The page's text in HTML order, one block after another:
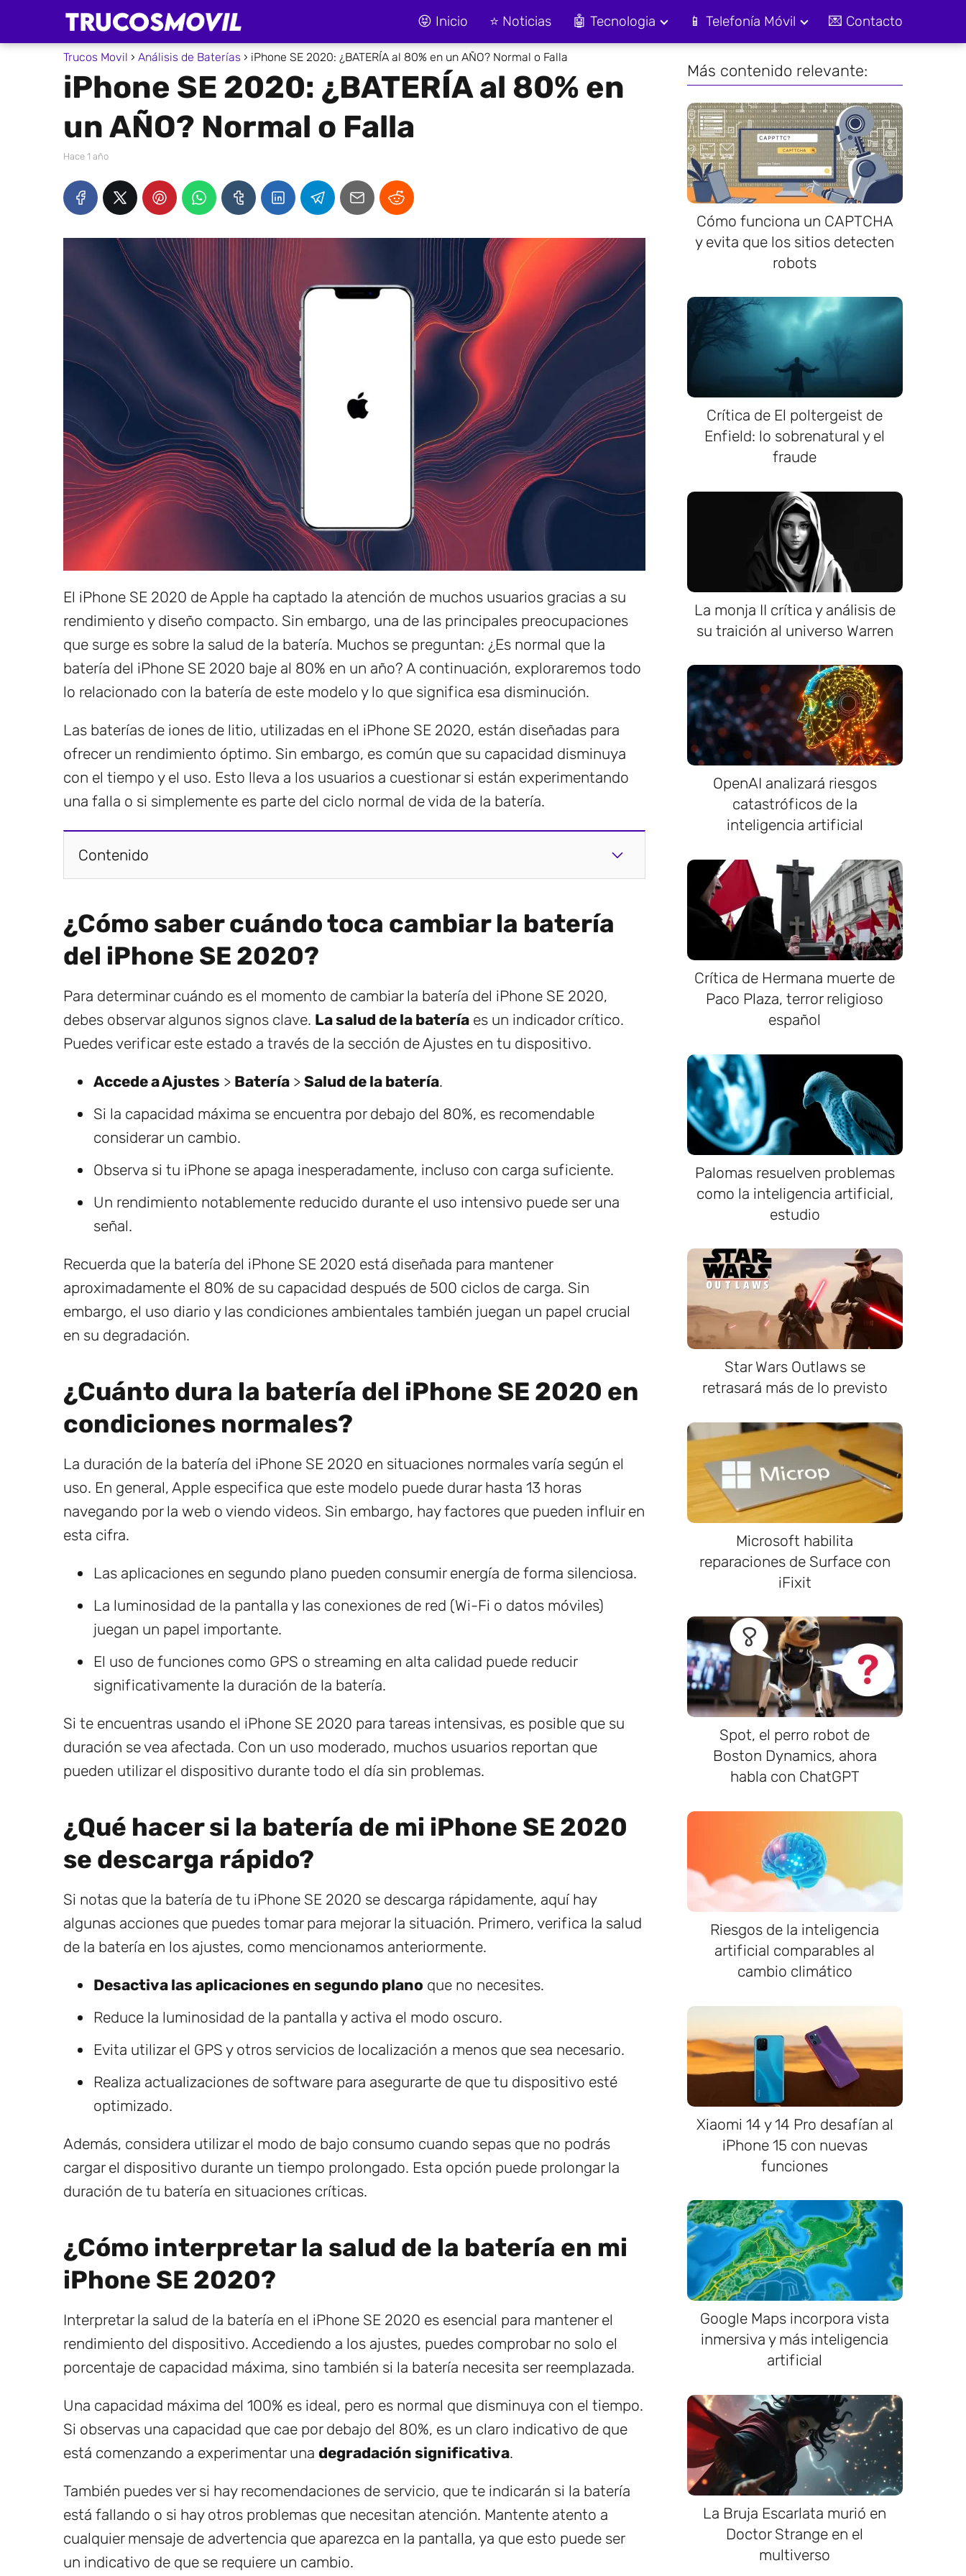
😝 Inicio ⭐ Noticias 🤖 Tecnologia 📱 Telefonía Móvil 💌 Contacto
Trucos Movil Análisis de Baterías iPhone SE 2020: ¿BATERÍA al 80% en un AÑO? Normal o Falla
iPhone SE 2020: ¿BATERÍA al 80% en
un AÑO? Normal o Falla
hace 1 año
El iPhone SE 2020 de Apple ha captado la atención de muchos usuarios gracias a su
rendimiento y diseño compacto. Sin embargo, una de las principales preocupaciones
que surge es sobre la salud de la batería. Muchos se preguntan: ¿Es normal que la
batería del iPhone SE 2020 baje al 80% en un año? A continuación, exploraremos todo
lo relacionado con la batería de este modelo y lo que significa esa disminución.
Las baterías de iones de litio, utilizadas en el iPhone SE 2020, están diseñadas para
ofrecer un rendimiento óptimo. Sin embargo, es común que su capacidad disminuya
con el tiempo y el uso. Esto lleva a los usuarios a cuestionar si están experimentando
una falla o si simplemente es parte del ciclo normal de vida de la batería.
Contenido
¿Cómo saber cuándo toca cambiar la batería
del iPhone SE 2020?
Para determinar cuándo es el momento de cambiar la batería del iPhone SE 2020,
debes observar algunos signos clave. La salud de la batería es un indicador crítico.
Puedes verificar este estado a través de la sección de Ajustes en tu dispositivo.
Accede a Ajustes > Batería > Salud de la batería.
Si la capacidad máxima se encuentra por debajo del 80%, es recomendable
considerar un cambio.
Observa si tu iPhone se apaga inesperadamente, incluso con carga suficiente.
Un rendimiento notablemente reducido durante el uso intensivo puede ser una
señal.
Recuerda que la batería del iPhone SE 2020 está diseñada para mantener
aproximadamente el 80% de su capacidad después de 500 ciclos de carga. Sin
embargo, el uso diario y las condiciones ambientales también juegan un papel crucial
en su degradación.
¿Cuánto dura la batería del iPhone SE 2020 en
condiciones normales?
La duración de la batería del iPhone SE 2020 en situaciones normales varía según el
uso. En general, Apple especifica que este modelo puede durar hasta 13 horas
navegando por la web o viendo videos. Sin embargo, hay factores que pueden influir en
esta cifra.
Las aplicaciones en segundo plano pueden consumir energía de forma silenciosa.
La luminosidad de la pantalla y las conexiones de red (Wi-Fi o datos móviles)
juegan un papel importante.
El uso de funciones como GPS o streaming en alta calidad puede reducir
significativamente la duración de la batería.
Si te encuentras usando el iPhone SE 2020 para tareas intensivas, es posible que su
duración se vea afectada. Con un uso moderado, muchos usuarios reportan que
pueden utilizar el dispositivo durante todo el día sin problemas.
¿Qué hacer si la batería de mi iPhone SE 2020
se descarga rápido?
Si notas que la batería de tu iPhone SE 2020 se descarga rápidamente, aquí hay
algunas acciones que puedes tomar para mejorar la situación. Primero, verifica la salud
de la batería en los ajustes, como mencionamos anteriormente.
Desactiva las aplicaciones en segundo plano que no necesites.
Reduce la luminosidad de la pantalla y activa el modo oscuro.
Evita utilizar el GPS y otros servicios de localización a menos que sea necesario.
Realiza actualizaciones de software para asegurarte de que tu dispositivo esté
optimizado.
Además, considera utilizar el modo de bajo consumo cuando sepas que no podrás
cargar el dispositivo durante un tiempo prolongado. Esta opción puede prolongar la
duración de tu batería en situaciones críticas.
¿Cómo interpretar la salud de la batería en mi
iPhone SE 2020?
Interpretar la salud de la batería en el iPhone SE 2020 es esencial para mantener el
rendimiento del dispositivo. Accediendo a los ajustes, puedes comprobar no solo el
porcentaje de capacidad máxima, sino también si la batería necesita ser reemplazada.
Una capacidad máxima del 100% es ideal, pero es normal que disminuya con el tiempo.
Si observas una capacidad que cae por debajo del 80%, es un claro indicativo de que
está comenzando a experimentar una degradación significativa.
También puedes ver si hay recomendaciones de servicio, que te indicarán si la batería
está fallando o si hay otros problemas que necesitan atención. Mantente atento a
cualquier mensaje de advertencia que aparezca en la pantalla, ya que esto puede ser
un indicativo de que se requiere un cambio.
Más contenido relevante:
Cómo funciona un CAPTCHA
y evita que los sitios detecten
robots
Crítica de El poltergeist de
Enfield: lo sobrenatural y el
fraude
La monja II crítica y análisis de
su traición al universo Warren
OpenAI analizará riesgos
catastróficos de la
inteligencia artificial
Crítica de Hermana muerte de
Paco Plaza, terror religioso
español
Palomas resuelven problemas
como la inteligencia artificial,
estudio
Star Wars Outlaws se
retrasará más de lo previsto
Microsoft habilita
reparaciones de Surface con
iFixit
Spot, el perro robot de
Boston Dynamics, ahora
habla con ChatGPT
Riesgos de la inteligencia
artificial comparables al
cambio climático
Xiaomi 14 y 14 Pro desafían al
iPhone 15 con nuevas
funciones
Google Maps incorpora vista
inmersiva y más inteligencia
artificial
La Bruja Escarlata murió en
Doctor Strange en el
multiverso